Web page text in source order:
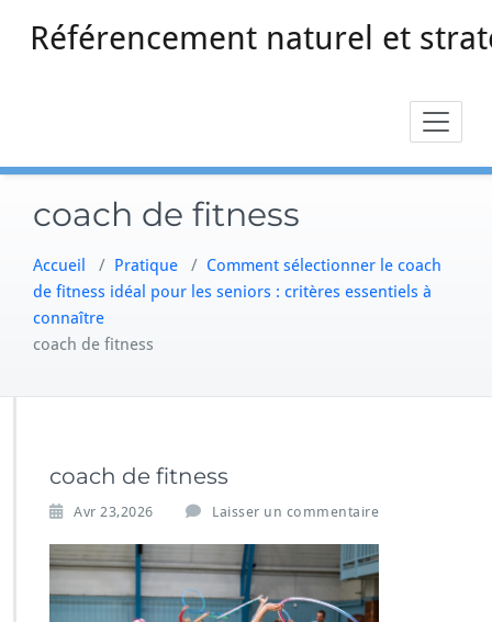
Référencement naturel et
coach de fitness
Accueil / Pratique / Comment sélectionner le coach
de fitness idéal pour les seniors : critères essentiels à
connaître
coach de fitness
coach de fitness
Avr 23,2026 Laisser un commentaire